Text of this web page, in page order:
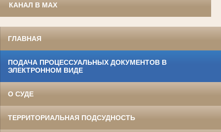
КАНАЛ В MAX
ГЛАВНАЯ
ПОДАЧА ПРОЦЕССУАЛЬНЫХ ДОКУМЕНТОВ В
ЭЛЕКТРОННОМ ВИДЕ
О СУДЕ
ТЕРРИТОРИАЛЬНАЯ ПОДСУДНОСТЬ